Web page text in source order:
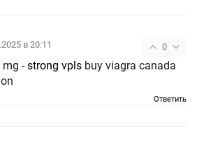
0
в 20:11
mg -strong vpls buy viagra canada
Ответить